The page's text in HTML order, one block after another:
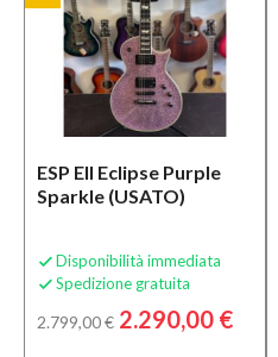
Ex-
demo
(26)
Prezzo
405,00 €
4.965,00 €
ESP EII Eclipse Purple
Sparkle (USATO)
 Disponibilità immediata
 Spedizione gratuita
2.799,00 € 2.290,00 €